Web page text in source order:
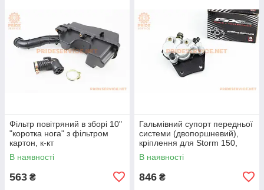
Фільтр повітряний в зборі 10"
"коротка нога" з фільтром
картон, к-кт
В наявності
563 ₴
Гальмівний супорт передньої
системи (двопоршневий),
кріплення для Storm 150,
(зовнішні направляючі болти)
тип 2
В наявності
846 ₴